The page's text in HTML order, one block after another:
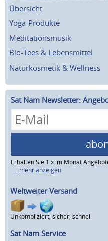
Übersicht
Yoga-Produkte
Meditationsmusik
Bio-Tees & Lebensmittel
Naturkosmetik & Wellness
Sat Nam Newsletter:
Erhalten Sie 1 x im Monat
...mehr anzeigen
Weltweiter Versand
Unkompliziert, sicher, schnell
Sat Nam Service